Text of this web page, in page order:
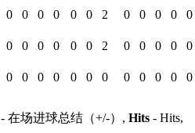
0 0 0 0 0 0 2 0 0 0 0
0
0 0 0 0 0 0 2 0 0 0 0
0
0 0 0 0 0 0 0 0 0 0 0
0
- 在场进球总结（+/-）, Hits - Hits,